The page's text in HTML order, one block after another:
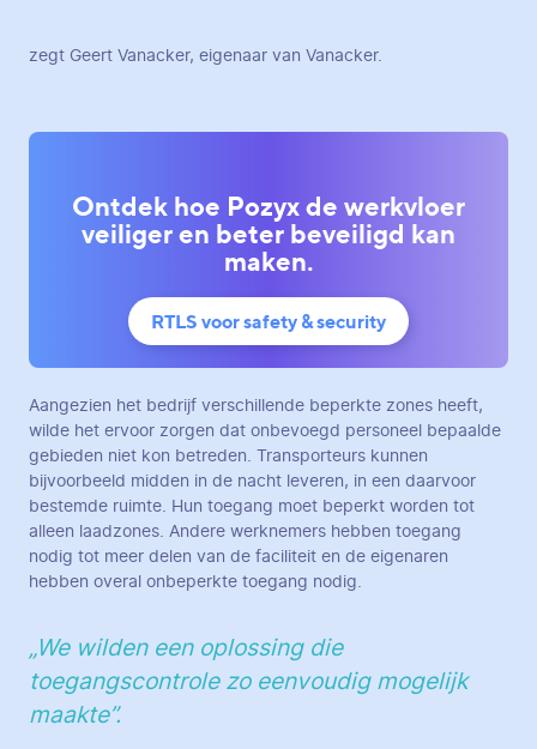
zegt Geert Vanacker, eigenaar van Vanacker.
Ontdek hoe Pozyx de werkvloer
veiliger en beter beveiligd kan
maken.
RTLS voor safety & security
Aangezien het bedrijf verschillende beperkte zones heeft,
wilde het ervoor zorgen dat onbevoegd personeel bepaalde
gebieden niet kon betreden. Transporteurs kunnen
bijvoorbeeld midden in de nacht leveren, in een daarvoor
bestemde ruimte. Hun toegang moet beperkt worden tot
alleen laadzones. Andere werknemers hebben toegang
nodig tot meer delen van de faciliteit en de eigenaren
hebben overal onbeperkte toegang nodig.
„We wilden een oplossing die
toegangscontrole zo eenvoudig mogelijk
maakte”.